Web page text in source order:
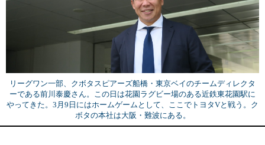
リーグワン一部、クボタスピアーズ船橋・東京ベイのチームディレクタ
ーである前川泰慶さん。この日は花園ラグビー場のある近鉄東花園駅に
やってきた。3月9日にはホームゲームとして、ここでトヨタVと戦う。ク
ボタの本社は大阪・難波にある。